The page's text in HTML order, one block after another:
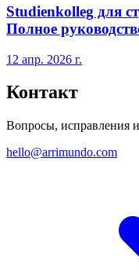
Studienkolleg для
Полное
12 апр. 2026 г.
Контакт
Вопросы, исправления
hello@arrimundo.com